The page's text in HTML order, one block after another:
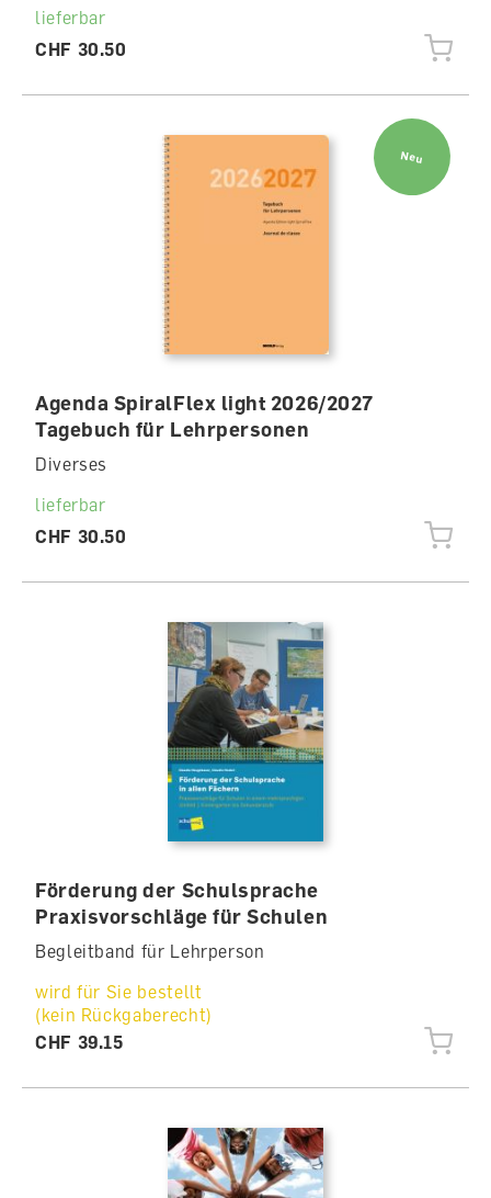
lieferbar
CHF 30.50
Neu
Agenda SpiralFlex light 2026/2027
Tagebuch für Lehrpersonen
Diverses
lieferbar
CHF 30.50
Förderung der Schulsprache
Praxisvorschläge für Schulen
Begleitband für Lehrperson
wird für Sie bestellt
(kein Rückgaberecht)
CHF 39.15